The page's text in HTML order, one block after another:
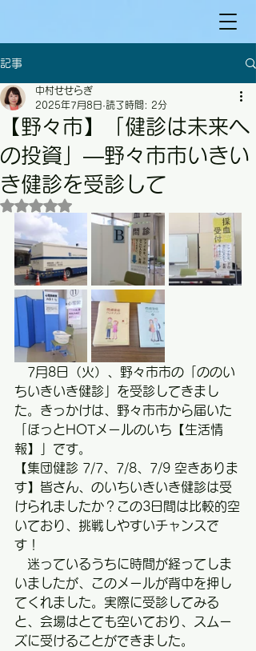
記事
【野々市】「健診は未来へ
の投資」—野々市市いきい
き健診を受診して
中村せせらぎ
2025年7月8日 読了時間: 2分
5つ星のうちNaNと評価されています。
7月8日（火）、野々市市の「ののい
ちいきいき健診」を受診してきまし
た。きっかけは、野々市市から届いた
「ほっとHOTメールのいち【生活情
報】」です。
【集団健診 7/7、7/8、7/9 空きありま
す】皆さん、のいちいきいき健診は受
けられましたか？この3日間は比較的空
いており、挑戦しやすいチャンスで
す！
迷っているうちに時間が経ってしま
いましたが、このメールが背中を押し
てくれました。実際に受診してみる
と、会場はとても空いており、スムー
ズに受けることができました。